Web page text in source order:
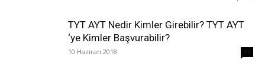
TYT AYT Nedir Kimler Girebilir? TYT AYT
‘ye Kimler Başvurabilir?
10 Haziran 2018